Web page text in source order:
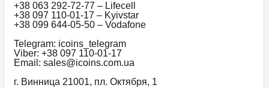
+38 063 292-72-77 – Lifecell
+38 097 110-01-17 – Kyivstar
+38 099 644-05-50 – Vodafone
Telegram: icoins_telegram
Viber: +38 097 110-01-17
Email: sales@icoins.com.ua
г. Винница 21001, пл. Октября, 1